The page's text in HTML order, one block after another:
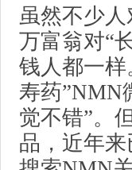
虽然不少
万富翁对“
钱人都一
寿药”NMN
觉不错”。
品，近年